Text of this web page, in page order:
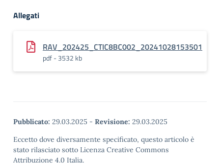
Allegati
RAV_202425_CTIC8BC002_20241028153501
pdf - 3532 kb
Pubblicato: 29.03.2025 - Revisione: 29.03.2025
Eccetto dove diversamente specificato, questo articolo è
stato rilasciato sotto Licenza Creative Commons
Attribuzione 4.0 Italia.